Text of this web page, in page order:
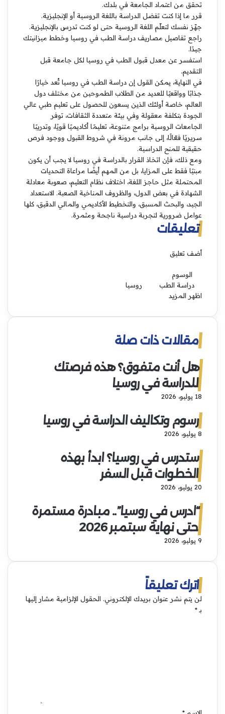
تحقق من اعتماد الجامعة في بلدك.
قرر ما إذا كنت تفضل الدراسة باللغة الروسية أو الإنجليزية.
جهّز نفسك لتعلّم اللغة الروسية حتى لو كنت تدرس بالإنجليزية.
راجع تفاصيل مصاريف دراسة الطب في روسيا وخطط ميزانيتك
جيدًا.
استفسر عن معدل قبول الطب في روسيا لكل جامعة قبل
التقديم.
في النهاية، يمكن القول إن دراسة الطب في روسيا تُعد خيارًا
جذابًا وواقعيًا للعديد من الطلاب الطموحين من مختلف دول
العالم، خاصة أولئك الذين يسعون للحصول على تعليم طبي عالي
الجودة بتكلفة معقولة وفي بيئة متعددة الثقافات، توفر
الجامعات الروسية برامج متنوعة، تعليمًا أكاديميًا قويًا، وتدريبًا
سريريًا فعّالًا، إلى جانب مرونة في شروط القبول ووجود فرص
حقيقية للمنح الدراسية.
ومع ذلك، فإن اتخاذ القرار بالدراسة في روسيا لا يجب أن يكون
مبنيًا فقط على المزايا، بل من المهم أيضًا مراعاة التحديات
المحتملة مثل حاجز اللغة، اختلاف نظام التعليم، صعوبة معادلة
الشهادة في بعض الدول، والظروف المناخية الصعبة. الاستعداد
الجيد، والبحث المسبق، والتخطيط الأكاديمي والمالي الدقيق، كلها
عوامل ضرورية لتجربة دراسية ناجحة ومثمرة.
تعليقات
أضف تعليق
الوسوم
دراسة الطب
روسيا
اظهر المزيد
مقالات ذات صلة
هل أنت متفوق؟ هذه فرصتك
للدراسة في روسيا
18 يوليو، 2026
رسوم وتكاليف الدراسة في روسيا
8 يوليو، 2026
ستدرس في روسيا؟ ابدأ بهذه
الخطوات قبل السفر
20 يوليو، 2026
“ادرس في روسيا”.. مبادرة مستمرة
حتى نهاية سبتمبر 2026
9 يوليو، 2026
اترك تعليقاً
لن يتم نشر عنوان بريدك الإلكتروني. الحقول الإلزامية مشار إليها
بـ*